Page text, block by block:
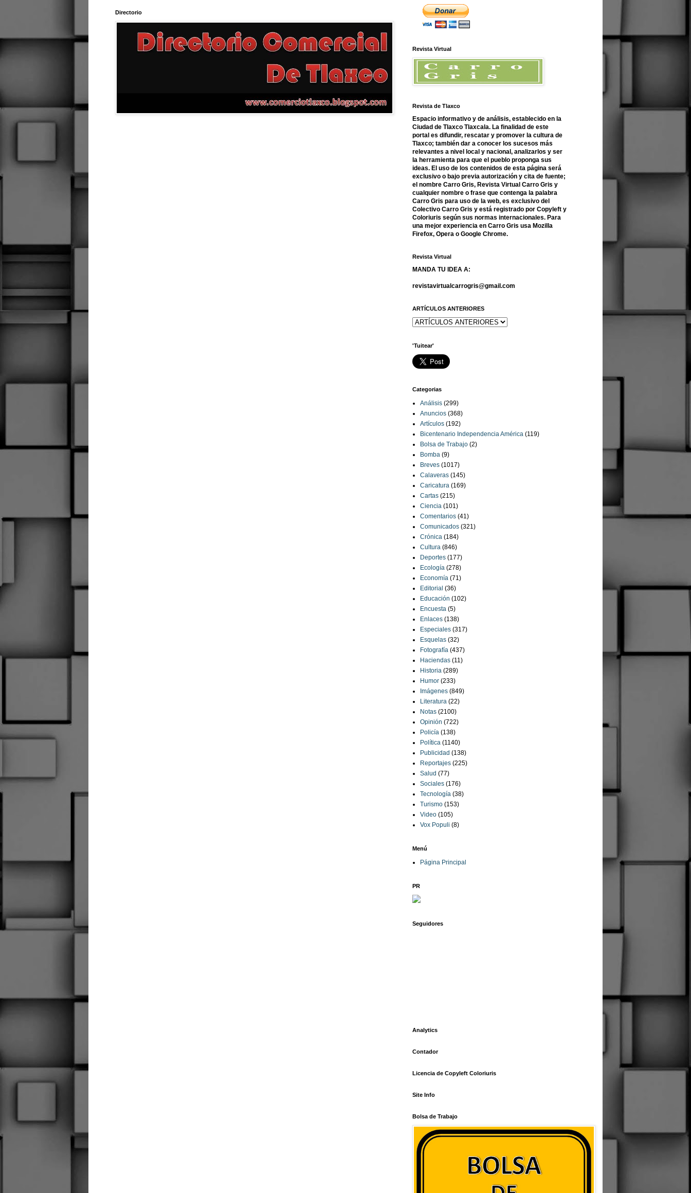
Directorio
Revista Virtual
Revista de Tlaxco
Espacio informativo y de análisis, establecido en la
Ciudad de Tlaxco Tlaxcala. La finalidad de este
portal es difundir, rescatar y promover la cultura de
Tlaxco; también dar a conocer los sucesos más
relevantes a nivel local y nacional, analizarlos y ser
la herramienta para que el pueblo proponga sus
ideas. El uso de los contenidos de esta página será
exclusivo o bajo previa autorización y cita de fuente;
el nombre Carro Gris, Revista Virtual Carro Gris y
cualquier nombre o frase que contenga la palabra
Carro Gris para uso de la web, es exclusivo del
Colectivo Carro Gris y está registrado por Copyleft y
Coloriuris según sus normas internacionales. Para
una mejor experiencia en Carro Gris usa Mozilla
Firefox, Opera o Google Chrome.
Revista Virtual
MANDA TU IDEA A:
revistavirtualcarrogris@gmail.com
ARTÍCULOS ANTERIORES
'Tuitear'
Categorias
Análisis (299)
Anuncios (368)
Artículos (192)
Bicentenario Independencia América (119)
Bolsa de Trabajo (2)
Bomba (9)
Breves (1017)
Calaveras (145)
Caricatura (169)
Cartas (215)
Ciencia (101)
Comentarios (41)
Comunicados (321)
Crónica (184)
Cultura (846)
Deportes (177)
Ecología (278)
Economía (71)
Editorial (36)
Educación (102)
Encuesta (5)
Enlaces (138)
Especiales (317)
Esquelas (32)
Fotografía (437)
Haciendas (11)
Historia (289)
Humor (233)
Imágenes (849)
Literatura (22)
Notas (2100)
Opinión (722)
Policía (138)
Política (1140)
Publicidad (138)
Reportajes (225)
Salud (77)
Sociales (176)
Tecnología (38)
Turismo (153)
Video (105)
Vox Populi (8)
Menú
Página Principal
PR
Seguidores
Analytics
Contador
Licencia de Copyleft Coloriuris
Site Info
Bolsa de Trabajo